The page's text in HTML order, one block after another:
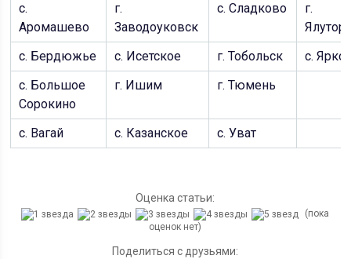
с.
Аромашево
г.
Заводоуковск
с. Сладково
г.
с. Бердюжье
с. Исетское г. Тобольск
с.
с. Большое
Сорокино
г. Ишим г. Тюмень
с. Вагай с. Казанское с. Уват
Оценка статьи:
(пока
оценок нет)
Поделиться с друзьями: